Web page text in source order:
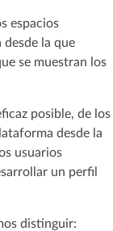
espacios
la que
se muestran los
posible, de los
desde la
usuarios
un perfil
distinguir: